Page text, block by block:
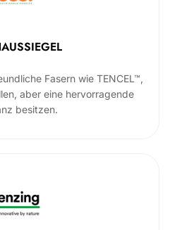
Fasern wie TENCEL™,
aber eine hervorragende
besitzen.